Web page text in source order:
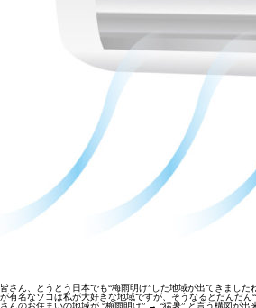
皆さん、とうとう日本でも“梅雨明け”した地域が出てきまし
が有名なソコは私が大好きな地域ですが、そうなるとだんだん
さんのお住まいの地域が “梅雨明け” → “猛暑” と言う構図が出